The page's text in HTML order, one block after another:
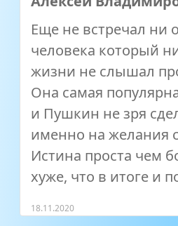
Еще не встречал ни
человека который
жизни не слышал про
Она самая
и Пушкин не зря
именно на желания
Истина проста чем
хуже, что в итоге и
18.11.2020